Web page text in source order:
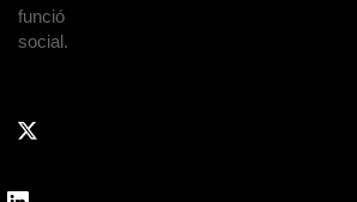
funció
social.